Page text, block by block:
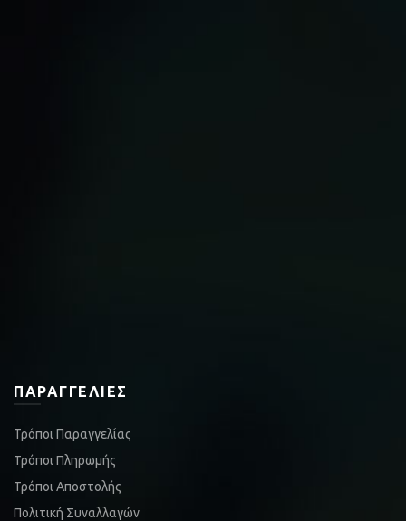
ΠΑΡΑΓΓΕΛΊΕΣ
Τρόποι Παραγγελίας
Τρόποι Πληρωμής
Τρόποι Αποστολής
Πολιτική Συναλλαγών